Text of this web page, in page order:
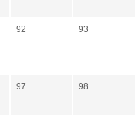
92 93
97 98